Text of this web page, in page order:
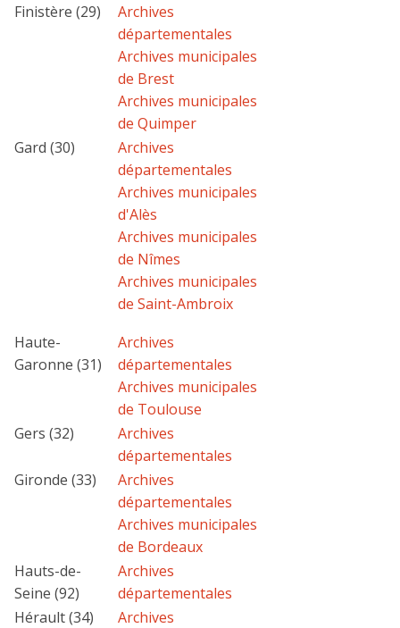
Finistère (29)
Archives
départementales
Archives municipales
de Brest
Archives municipales
de Quimper
Gard (30)
Archives
départementales
Archives municipales
d'Alès
Archives municipales
de Nîmes
Archives municipales
de Saint-Ambroix
Haute-
Garonne (31)
Archives
départementales
Archives municipales
de Toulouse
Gers (32)
Archives
départementales
Gironde (33)
Archives
départementales
Archives municipales
de Bordeaux
Hauts-de-
Seine (92)
Archives
départementales
Hérault (34)
Archives